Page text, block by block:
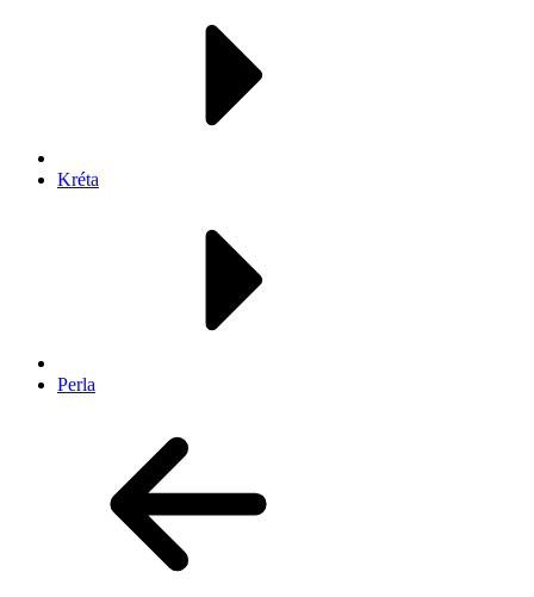
Kréta
Perla